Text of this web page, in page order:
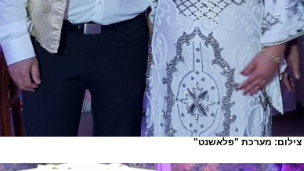
צילום: מערכת "פלאשנט"